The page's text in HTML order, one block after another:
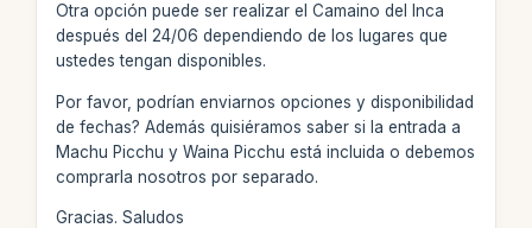
Otra opción puede ser realizar el Camaino del Inca
después del 24/06 dependiendo de los lugares que
ustedes tengan disponibles.
Por favor, podrían enviarnos opciones y disponibilidad
de fechas? Además quisiéramos saber si la entrada a
Machu Picchu y Waina Picchu está incluida o debemos
comprarla nosotros por separado.
Gracias. Saludos